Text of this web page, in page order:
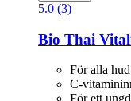
5.0 (3)
Bio Thai
För alla
C-